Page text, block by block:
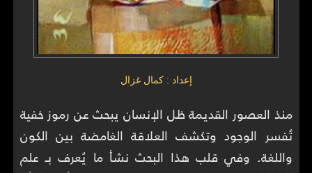
إعداد : كمال غزال
منذ العصور القديمة ظل الإنسان يبحث عن رموز خفية
تُفسر الوجود وتكشف العلاقة الغامضة بين الكون
واللغة. وفي قلب هذا البحث نشأ ما يُعرف بـ علم